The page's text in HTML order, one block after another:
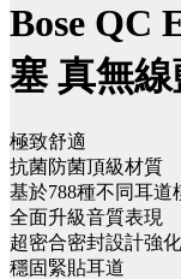
Bose QC
塞 真無
極致舒適
抗菌防菌頂級材質
基於788種不同耳道
全面升級音質表現
超密合密封設計強
穩固緊貼耳道